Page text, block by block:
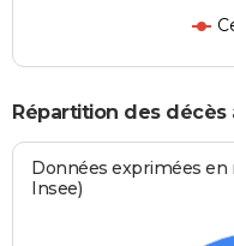
Répartition des décès
Données exprimées en
Insee)